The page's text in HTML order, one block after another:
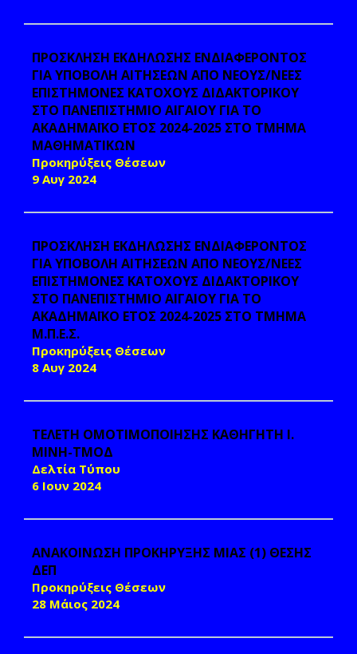
ΠΡΟΣΚΛΗΣΗ ΕΚΔΗΛΩΣΗΣ ΕΝΔΙΑΦΕΡΟΝΤΟΣ
ΓΙΑ ΥΠΟΒΟΛΗ ΑΙΤΗΣΕΩΝ ΑΠΟ ΝΕΟΥΣ/ΝΕΕΣ
ΕΠΙΣΤΗΜΟΝΕΣ ΚΑΤΟΧΟΥΣ ΔΙΔΑΚΤΟΡΙΚΟΥ
ΣΤΟ ΠΑΝΕΠΙΣΤΗΜΙΟ ΑΙΓΑΙΟΥ ΓΙΑ ΤΟ
ΑΚΑΔΗΜΑΪΚΟ ΕΤΟΣ 2024-2025 ΣΤΟ ΤΜΗΜΑ
MΑΘΗΜΑΤΙΚΩΝ
Προκηρύξεις Θέσεων
9 Αυγ 2024
ΠΡΟΣΚΛΗΣΗ ΕΚΔΗΛΩΣΗΣ ΕΝΔΙΑΦΕΡΟΝΤΟΣ
ΓΙΑ ΥΠΟΒΟΛΗ ΑΙΤΗΣΕΩΝ ΑΠΟ ΝΕΟΥΣ/ΝΕΕΣ
ΕΠΙΣΤΗΜΟΝΕΣ ΚΑΤΟΧΟΥΣ ΔΙΔΑΚΤΟΡΙΚΟΥ
ΣΤΟ ΠΑΝΕΠΙΣΤΗΜΙΟ ΑΙΓΑΙΟΥ ΓΙΑ ΤΟ
ΑΚΑΔΗΜΑΪΚΟ ΕΤΟΣ 2024-2025 ΣΤΟ ΤΜΗΜΑ
Μ.Π.Ε.Σ.
Προκηρύξεις Θέσεων
8 Αυγ 2024
TΕΛΕΤΗ ΟΜΟΤΙΜΟΠΟΙΗΣΗΣ ΚΑΘΗΓΗΤΗ Ι.
ΜΙΝΗ-ΤΜΟΔ
Δελτία Τύπου
6 Ιουν 2024
ΑΝΑΚΟΙΝΩΣΗ ΠΡΟΚΗΡΥΞΗΣ ΜΙΑΣ (1) ΘΕΣΗΣ
ΔΕΠ
Προκηρύξεις Θέσεων
28 Μάιος 2024